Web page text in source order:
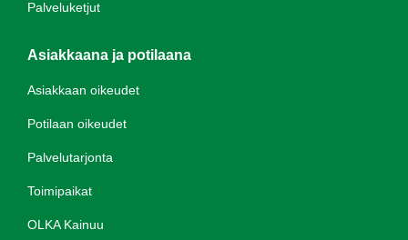
Palveluketjut
Asiakkaana ja potilaana
Asiakkaan oikeudet
Potilaan oikeudet
Palvelutarjonta
Toimipaikat
OLKA Kainuu